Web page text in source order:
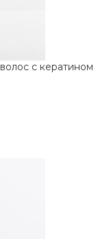
с кератином